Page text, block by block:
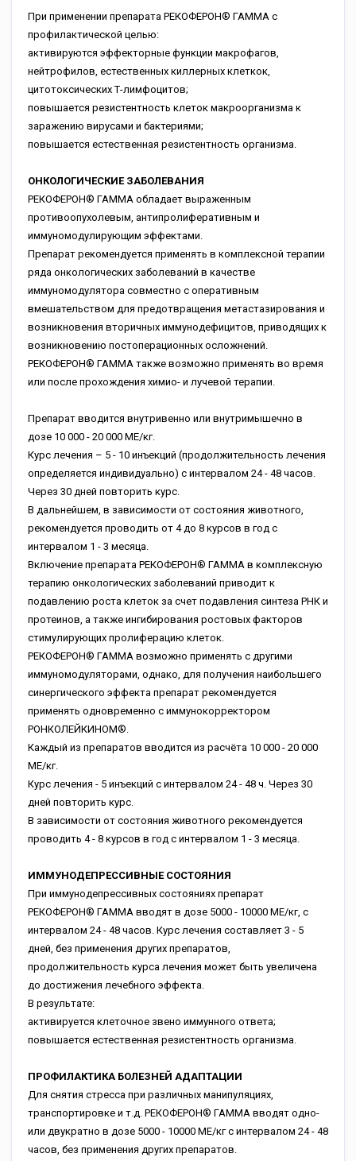
При применении препарата РЕКОФЕРОН® ГАММА с
профилактической целью:
активируются эффекторные функции макрофагов,
нейтрофилов, естественных киллерных клеткок,
цитотоксических Т-лимфоцитов;
повышается резистентность клеток макроорганизма к
заражению вирусами и бактериями;
повышается естественная резистентность организма.
ОНКОЛОГИЧЕСКИЕ ЗАБОЛЕВАНИЯ
РЕКОФЕРОН® ГАММА обладает выраженным
противоопухолевым, антипролиферативным и
иммуномодулирующим эффектами.
Препарат рекомендуется применять в комплексной терапии
ряда онкологических заболеваний в качестве
иммуномодулятора совместно с оперативным
вмешательством для предотвращения метастазирования и
возникновения вторичных иммунодефицитов, приводящих к
возникновению постоперационных осложнений.
РЕКОФЕРОН® ГАММА также возможно применять во время
или после прохождения химио- и лучевой терапии.
Препарат вводится внутривенно или внутримышечно в
дозе 10 000 - 20 000 МЕ/кг.
Курс лечения – 5 - 10 инъекций (продолжительность лечения
определяется индивидуально) с интервалом 24 - 48 часов.
Через 30 дней повторить курс.
В дальнейшем, в зависимости от состояния животного,
рекомендуется проводить от 4 до 8 курсов в год с
интервалом 1 - 3 месяца.
Включение препарата РЕКОФЕРОН® ГАММА в комплексную
терапию онкологических заболеваний приводит к
подавлению роста клеток за счет подавления синтеза РНК и
протеинов, а также ингибирования ростовых факторов
стимулирующих пролиферацию клеток.
РЕКОФЕРОН® ГАММА возможно применять с другими
иммуномодуляторами, однако, для получения наибольшего
синергического эффекта препарат рекомендуется
применять одновременно с иммунокорректором
РОНКОЛЕЙКИНОМ®.
Каждый из препаратов вводится из расчёта 10 000 - 20 000
МЕ/кг.
Курс лечения - 5 инъекций с интервалом 24 - 48 ч. Через 30
дней повторить курс.
В зависимости от состояния животного рекомендуется
проводить 4 - 8 курсов в год с интервалом 1 - 3 месяца.
ИММУНОДЕПРЕССИВНЫЕ СОСТОЯНИЯ
При иммунодепрессивных состояниях препарат
РЕКОФЕРОН® ГАММА вводят в дозе 5000 - 10000 МЕ/кг, с
интервалом 24 - 48 часов. Курс лечения составляет 3 - 5
дней, без применения других препаратов,
продолжительность курса лечения может быть увеличена
до достижения лечебного эффекта.
В результате:
активируется клеточное звено иммунного ответа;
повышается естественная резистентность организма.
ПРОФИЛАКТИКА БОЛЕЗНЕЙ АДАПТАЦИИ
Для снятия стресса при различных манипуляциях,
транспортировке и т.д. РЕКОФЕРОН® ГАММА вводят одно-
или двукратно в дозе 5000 - 10000 МЕ/кг с интервалом 24 - 48
часов, без применения других препаратов.